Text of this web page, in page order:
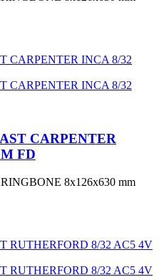
CARPENTER
FD
8x126x630 mm